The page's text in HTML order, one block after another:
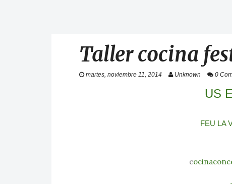
Taller cocina
martes, noviembre 11, 2014 Unknown 0
US
FEU LA
c